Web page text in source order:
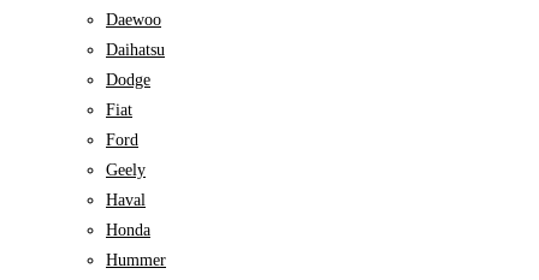
Daewoo
Daihatsu
Dodge
Fiat
Ford
Geely
Haval
Honda
Hummer